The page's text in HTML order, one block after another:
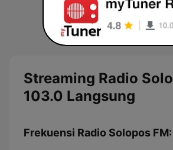
Streaming Radio
103.0 Langsung
Frekuensi Radio Solopos FM: